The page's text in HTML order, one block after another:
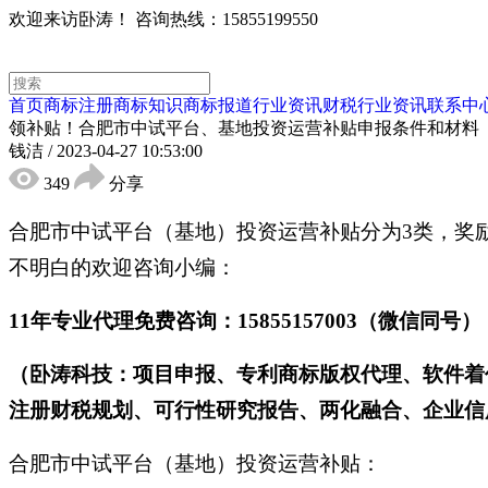
欢迎来访卧涛！ 咨询热线：15855199550
首页商标注册商标知识商标报道行业资讯财税行业资讯联系中
领补贴！合肥市中试平台、基地投资运营补贴申报条件和材料
钱洁 / 2023-04-27 10:53:00
349
分享
合肥市中试平台（基地）投资运营补贴分为3类，
不明白的欢迎咨询小编：
11年专业代理免费咨询：15855157003（微信同号）
（卧涛科技：项目申报、专利商标版权代理、软件
注册财税规划、可行性研究报告、两化融合、企业
合肥市中试平台（基地）投资运营补贴：